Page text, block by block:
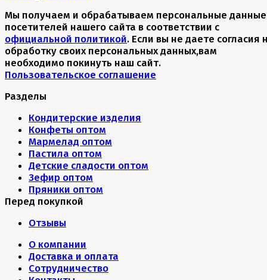
Мы получаем и обрабатываем персональные данные
посетителей нашего сайта в соответствии с
официальной политикой. Если вы не даете согласия
обработку своих персональных данных,вам
необходимо покинуть наш сайт.
Пользовательское соглашение
Разделы
Кондитерские изделия
Конфеты оптом
Мармелад оптом
Пастила оптом
Детские сладости оптом
Зефир оптом
Пряники оптом
Перед покупкой
Отзывы
О компании
Доставка и оплата
Сотрудничество